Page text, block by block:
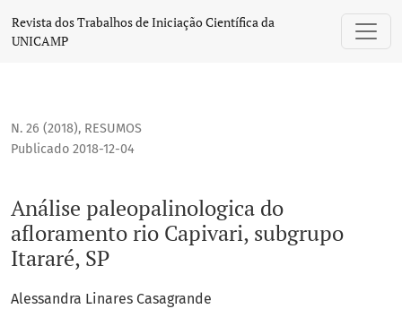
Análise paleopalinologica do afloramento rio Capivari,
Revista dos Trabalhos de Iniciação Científica da
UNICAMP
N. 26 (2018), RESUMOS
Análise paleopalinologica do
afloramento rio Capivari, subgrupo
Itararé, SP
Publicado 2018-12-04
Alessandra Linares Casagrande